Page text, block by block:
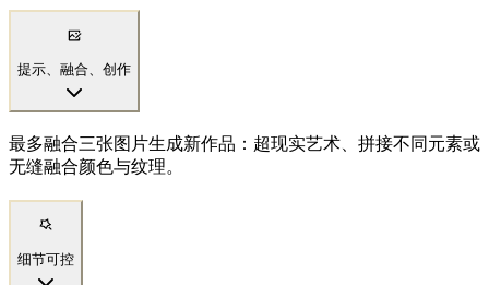
提示、融合、创作
最多融合三张图片生成新作品：超现实艺术、拼接不同元素或
无缝融合颜色与纹理。
细节可控